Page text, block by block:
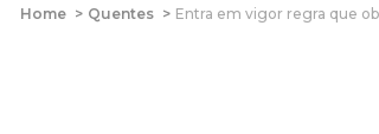
Home > Quentes > Entra em vigor regra que